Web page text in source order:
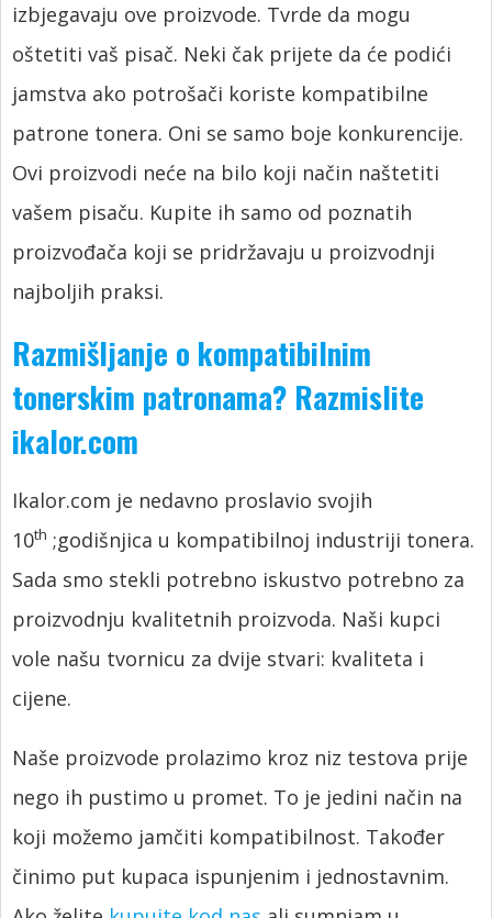
izbjegavaju ove proizvode. Tvrde da mogu
oštetiti vaš pisač. Neki čak prijete da će podići
jamstva ako potrošači koriste kompatibilne
patrone tonera. Oni se samo boje konkurencije.
Ovi proizvodi neće na bilo koji način naštetiti
vašem pisaču. Kupite ih samo od poznatih
proizvođača koji se pridržavaju u proizvodnji
najboljih praksi.
Razmišljanje o kompatibilnim
tonerskim patronama? Razmislite
ikalor.com
Ikalor.com je nedavno proslavio svojih
10th ;godišnjica u kompatibilnoj industriji tonera.
Sada smo stekli potrebno iskustvo potrebno za
proizvodnju kvalitetnih proizvoda. Naši kupci
vole našu tvornicu za dvije stvari: kvaliteta i
cijene.
Naše proizvode prolazimo kroz niz testova prije
nego ih pustimo u promet. To je jedini način na
koji možemo jamčiti kompatibilnost. Također
činimo put kupaca ispunjenim i jednostavnim.